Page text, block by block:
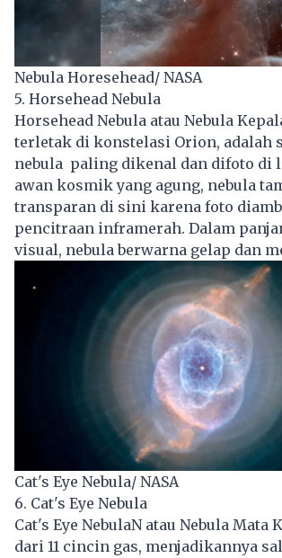
Nebula Horesehead/ NASA
5. Horsehead Nebula
Horsehead Nebula atau Nebula
terletak di konstelasi Orion, adalah
nebula paling dikenal dan difoto di
awan kosmik yang agung, nebula
transparan di sini karena foto
pencitraan inframerah. Dalam
visual, nebula berwarna gelap dan
Cat's Eye Nebula/ NASA
6. Cat's Eye Nebula
Cat's Eye NebulaN atau Nebula
dari 11 cincin gas, menjadikannya